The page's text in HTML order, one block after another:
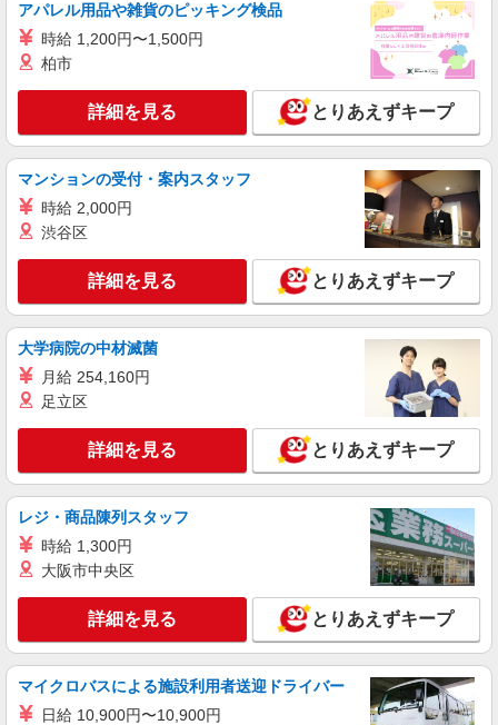
株式会社シエロ
人気機種に詳しくなれる携帯販売【docomo】
時給1400円〜1500円（経験・能力による） ※
残業代支給 ★交通費別途支給（規定あり） ゜
+゜・。○。・゜+゜・。○。・゜+゜ 入社祝い金10
万円支給(規定有) お友達を紹介頂くと, インセンテ
ィブ支給(規定有) ★月2回払い・週払い可能（規程
有）★ ゜・。○。・゜+゜・。○。・゜+゜
熊本県熊本市中央区
キープ 詳細を見る
紹介予定派遣
株式会社シエロ
スマホ携帯販売【エーユー】
時給 未経験1400円〜 時給 経験者1500円〜 ※
残業代支給 ★交通費別途支給（規定あり） ゜
+゜・。○。・゜+゜・。○。・゜+゜ 入社祝い金10
万円支給(規定有) お友達を紹介頂くと, インセンテ
有）★ ゜・。○。・゜+゜・。○。・゜+゜
熊本県下の家電量販店 ※週単位で勤務地が変
詳細を見る
株式会社シエロ
人気機種に詳しくなれる携帯販売【au】
月給259200円〜300000円（経験・能力によ
る） ※残業手当別途支給 ※研修期間6か月・時給
1500円〜 ★交通費別途支給（規定あり） ゜
+゜・。○。・゜+゜・。○。・゜+゜ 入社祝い金10
万円支給(規定有) お友達を紹介頂くと, インセンテ
ィブ支給(規定有) ゜・。○。・゜+゜・。○。・゜
+゜
熊本県熊本市中央区の家電量販店
キープ 詳細を見る
アパレル用品や雑貨のピッキング検品
時給 1,200円〜1,500円
柏市
詳細を見る とりあえずキープ
マンションの受付・案内スタッフ
時給 2,000円
渋谷区
詳細を見る とりあえずキープ
大学病院の中材滅菌
月給 254,160円
足立区
詳細を見る とりあえずキープ
レジ・商品陳列スタッフ
時給 1,300円
大阪市中央区
詳細を見る とりあえずキープ
マイクロバスによる施設利用者送迎ドライバー
日給 10,900円〜10,900円